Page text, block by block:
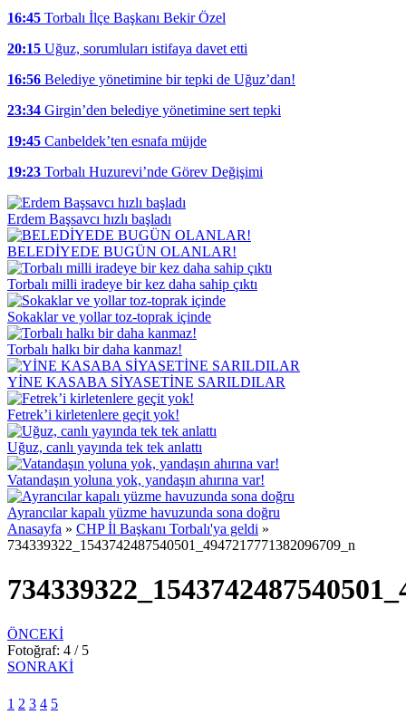
16:45 Torbalı İlçe Başkanı Bekir Özel
20:15 Uğuz, sorumluları istifaya davet etti
16:56 Belediye yönetimine bir tepki de Uğuz’dan!
23:34 Girgin’den belediye yönetimine sert tepki
19:45 Canbeldek’ten esnafa müjde
19:23 Torbalı Huzurevi’nde Görev Değişimi
Erdem Başsavcı hızlı başladı
BELEDİYEDE BUGÜN OLANLAR!
Torbalı milli iradeye bir kez daha sahip çıktı
Sokaklar ve yollar toz-toprak içinde
Torbalı halkı bir daha kanmaz!
YİNE KASABA SİYASETİNE SARILDILAR
Fetrek’i kirletenlere geçit yok!
Uğuz, canlı yayında tek tek anlattı
Vatandaşın yoluna yok, yandaşın ahırına var!
Ayrancılar kapalı yüzme havuzunda sona doğru
Anasayfa » CHP İl Başkanı Torbalı'ya geldi »
734339322_1543742487540501_4947217771382096709_n
ÖNCEKİ
Fotoğraf: 4 / 5
SONRAKİ
1 2 3 4 5